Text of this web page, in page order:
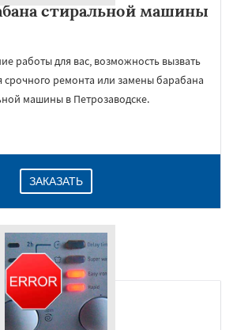
стиральной машины
работы для вас, возможность вызвать
срочного ремонта или замены барабана
машины в Петрозаводске.
ЗАКАЗАТЬ